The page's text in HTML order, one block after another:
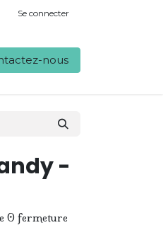
Se connecter
nous
-
0 fermeture